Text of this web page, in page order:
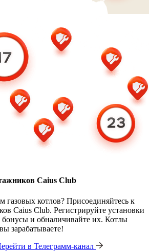
Caius Club
газовых котлов? Присоединяйтесь к
Caius Club. Регистрируйте установки
бонусы и обналичивайте их. Котлы
зарабатываете!
в Телеграмм-канал